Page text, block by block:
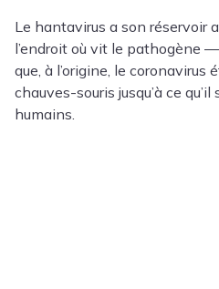
Le hantavirus a son réservoir
l’endroit où vit le pathogène
que, à l’origine, le coronavirus
chauves-souris jusqu’à ce
humains.